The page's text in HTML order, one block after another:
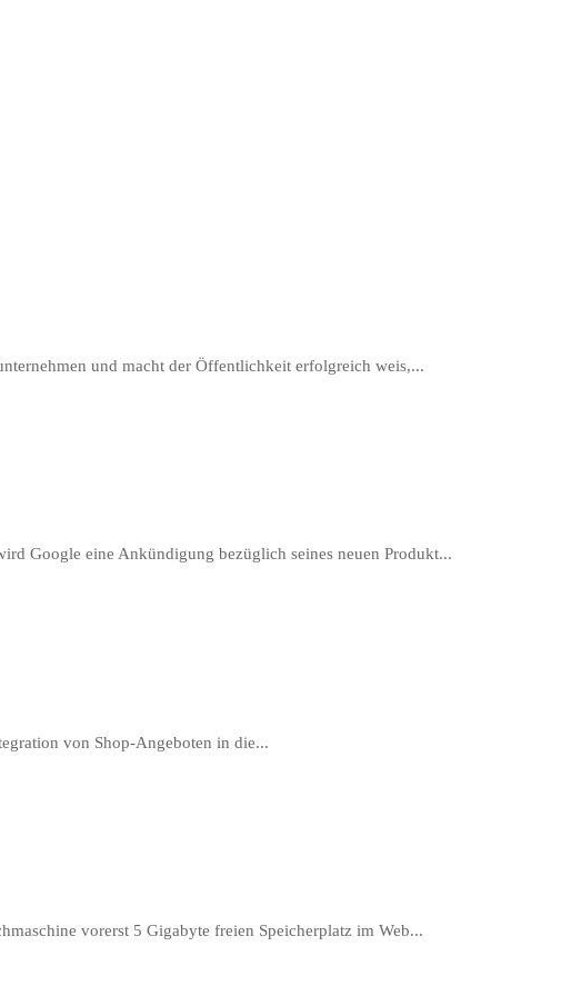
und macht der Öffentlichkeit erfolgreich weis,...
Google eine Ankündigung bezüglich seines neuen Produkt...
von Shop-Angeboten in die...
vorerst 5 Gigabyte freien Speicherplatz im Web...